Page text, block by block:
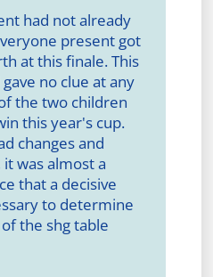
had not already
present got
at this finale. This
no clue at any
the two children
this year's cup.
changes and
was almost a
that a decisive
to determine
the shg table